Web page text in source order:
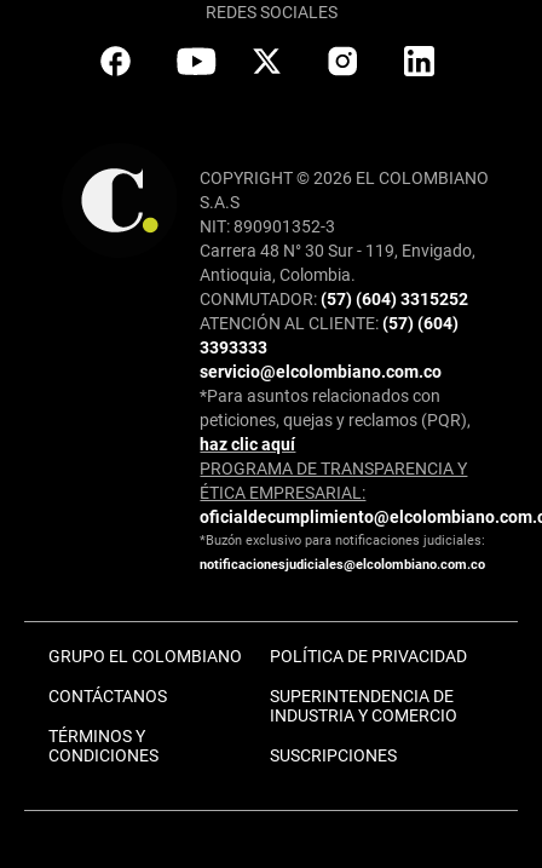
REDES SOCIALES
COPYRIGHT © 2026 EL COLOMBIANO
S.A.S
NIT: 890901352-3
Carrera 48 N° 30 Sur - 119, Envigado,
Antioquia, Colombia.
CONMUTADOR:(57) (604) 3315252
ATENCIÓN AL CLIENTE:(57) (604)
3393333
servicio@elcolombiano.com.co
*Para asuntos relacionados con
peticiones, quejas y reclamos (PQR),
haz clic aquí
PROGRAMA DE TRANSPARENCIA Y
ÉTICA EMPRESARIAL:
*Buzón exclusivo para notificaciones judiciales:
notificacionesjudiciales@elcolombiano.com.co
GRUPO EL COLOMBIANO
CONTÁCTANOS
TÉRMINOS Y
CONDICIONES
POLÍTICA DE PRIVACIDAD
SUPERINTENDENCIA DE
INDUSTRIA Y COMERCIO
SUSCRIPCIONES